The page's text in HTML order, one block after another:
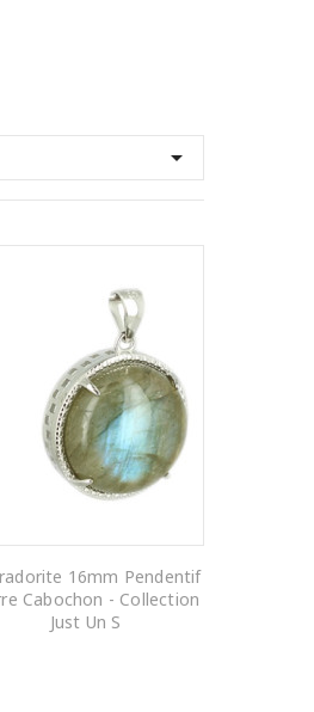

16mm Pendentif
Cabochon - Collection
Just Un S